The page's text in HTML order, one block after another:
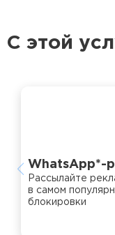
С этой
WhatsApp*-
Рассылайте
в самом
блокировки
Ваш телефон
Я ознакомлен(а) с
и соглашаюсь на
предложений